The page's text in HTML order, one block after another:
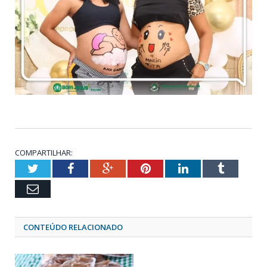
COMPARTILHAR:
TwitterFacebookGoogle+PinterestLinkedInTumblr
Email
CONTEÚDO RELACIONADO